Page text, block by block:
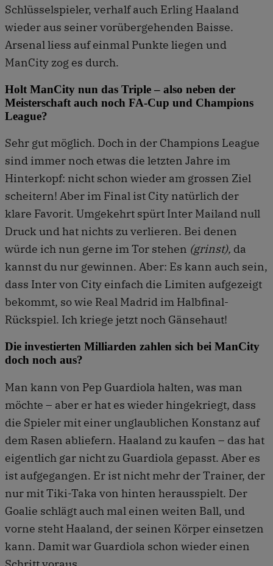
Schlüsselspieler, verhalf auch Erling Haaland
wieder aus seiner vorübergehenden Baisse.
Arsenal liess auf einmal Punkte liegen und
ManCity zog es durch.
Holt ManCity nun das Triple – also neben der
Meisterschaft auch noch FA-Cup und Champions
League?
Sehr gut möglich. Doch in der Champions League
sind immer noch etwas die letzten Jahre im
Hinterkopf: nicht schon wieder am grossen Ziel
scheitern! Aber im Final ist City natürlich der
klare Favorit. Umgekehrt spürt Inter Mailand null
Druck und hat nichts zu verlieren. Bei denen
würde ich nun gerne im Tor stehen (grinst), da
kannst du nur gewinnen. Aber: Es kann auch sein,
dass Inter von City einfach die Limiten aufgezeigt
bekommt, so wie Real Madrid im Halbfinal-
Rückspiel. Ich kriege jetzt noch Gänsehaut!
Die investierten Milliarden zahlen sich bei ManCity
doch noch aus?
Man kann von Pep Guardiola halten, was man
möchte – aber er hat es wieder hingekriegt, dass
die Spieler mit einer unglaublichen Konstanz auf
dem Rasen abliefern. Haaland zu kaufen – das hat
eigentlich gar nicht zu Guardiola gepasst. Aber es
ist aufgegangen. Er ist nicht mehr der Trainer, der
nur mit Tiki-Taka von hinten herausspielt. Der
Goalie schlägt auch mal einen weiten Ball, und
vorne steht Haaland, der seinen Körper einsetzen
kann. Damit war Guardiola schon wieder einen